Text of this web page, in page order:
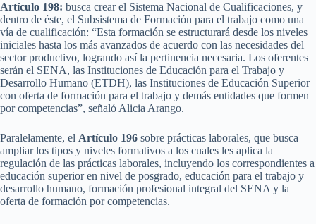
Artículo 198: busca crear el Sistema Nacional de Cualificaciones, y
dentro de éste, el Subsistema de Formación para el trabajo como una
vía de cualificación: “Esta formación se estructurará desde los niveles
iniciales hasta los más avanzados de acuerdo con las necesidades del
sector productivo, logrando así la pertinencia necesaria. Los oferentes
serán el SENA, las Instituciones de Educación para el Trabajo y
Desarrollo Humano (ETDH), las Instituciones de Educación Superior
con oferta de formación para el trabajo y demás entidades que formen
por competencias”, señaló Alicia Arango.
Paralelamente, el Artículo 196 sobre prácticas laborales, que busca
ampliar los tipos y niveles formativos a los cuales les aplica la
regulación de las prácticas laborales, incluyendo los correspondientes a
educación superior en nivel de posgrado, educación para el trabajo y
desarrollo humano, formación profesional integral del SENA y la
oferta de formación por competencias.